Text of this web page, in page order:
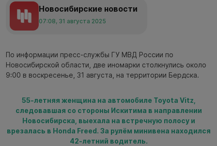
Новосибирские новости
07:08, 31 августа 2025
По информации пресс-службы ГУ МВД России по
Новосибирской области, две иномарки столкнулись около
9:00 в воскресенье, 31 августа, на территории Бердска.
55-летняя женщина на автомобиле Toyota Vitz,
следовавшая со стороны Искитима в направлении
Новосибирска, выехала на встречную полосу и
врезалась в Honda Freed. За рулём минивена находился
42-летний водитель.